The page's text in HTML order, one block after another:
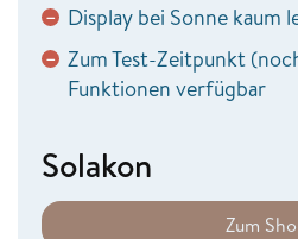
− Display bei Sonne kaum
− Zum Test-Zeitpunkt
Funktionen verfügbar
Solakon
Zum